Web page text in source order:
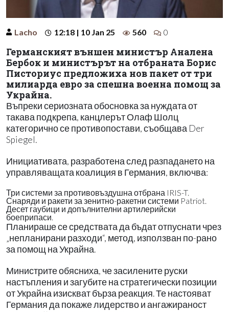
Lacho 12:18 | 10 Jan 25 560 0
Германският външен министър Аналена
Бербок и министърът на отбраната Борис
Писториус предложиха нов пакет от три
милиарда евро за спешна военна помощ за
Украйна.
Въпреки сериозната обосновка за нуждата от
такава подкрепа, канцлерът Олаф Шолц
категорично се противопостави, съобщава Der
Spiegel.
Инициативата, разработена след разпадането на
управляващата коалиция в Германия, включва:
Три системи за противовъздушна отбрана IRIS-T.
Снаряди и ракети за зенитно-ракетни системи Patriot.
Десет гаубици и допълнителни артилерийски
боеприпаси.
Планираше се средствата да бъдат отпуснати чрез
„непланирани разходи“, метод, използван по-рано
за помощ на Украйна.
Министрите обясниха, че засилените руски
настъпления и загубите на стратегически позиции
от Украйна изискват бърза реакция. Те настояват
Германия да покаже лидерство и ангажираност